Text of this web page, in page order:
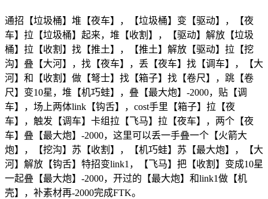
通招【垃圾桶】堆【夜车】，【垃圾桶】变【驱动】，【夜
车】拉【垃圾桶】起来，堆【收割】，【驱动】解放【垃圾
桶】拉【收割】找【推土】，【推土】解放【驱动】拉【挖
沟】叠【大河】，找【夜车】，丢【夜车】找【调车】，【大
河】和【收割】做【弩士】找【箱子】找【卷尺】，跳【卷
尺】变10星，堆【机巧蛙】，叠【最大炮】-2000，贴【调
车】，场上两体link【钩舌】，cost手里【箱子】拉【夜
车】，触发【调车】卡组拉【飞马】拉【夜车】，两个【夜
车】叠【最大炮】-2000，这里可以丢一手叠一个【火箭大
炮】，【挖沟】苏【收割】，【机巧蛙】苏【最大炮】，【大
河】解放【钩舌】特招变link1，【飞马】把【收割】变成10星
一起叠【最大炮】-2000，开过的【最大炮】和link1做【机
壳】，补素材再-2000完成FTK。